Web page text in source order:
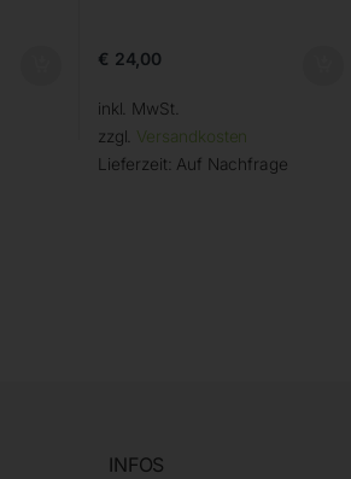
€ 24,00
inkl. MwSt.
zzgl. Versandkosten
Lieferzeit: Auf Nachfrage
INFOS